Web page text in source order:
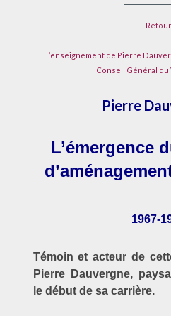
Retour
L’enseignement de Pierre
Conseil Général du
Pierre
L’émergence
1967-
Témoin et acteur de
Pierre Dauvergne,
le début de sa carrière.